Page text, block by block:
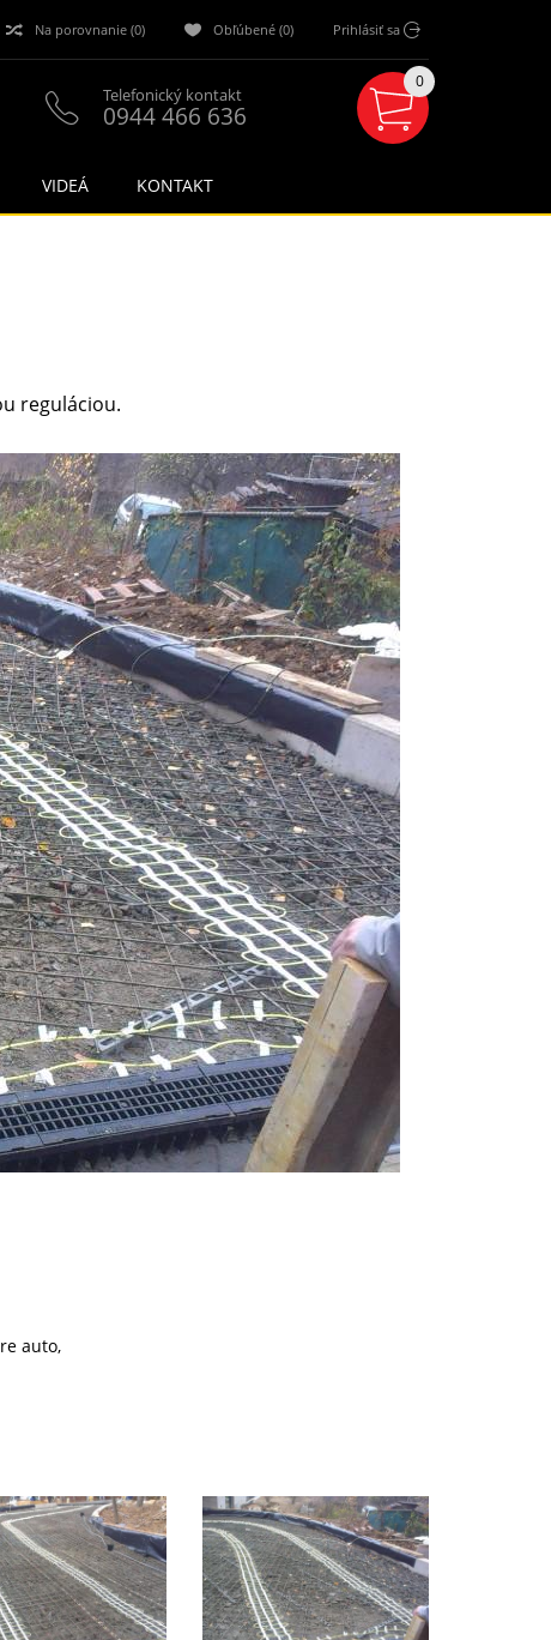
reguláciou.
auto,
Na porovnanie (0) Obľúbené (0) Prihlásiť sa
Telefonický kontakt
0944 466 636
0
VIDEÁ KONTAKT